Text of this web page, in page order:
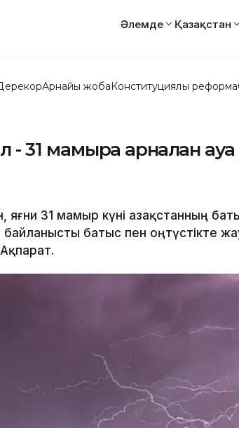
Әлемде Қазақстан
Арнайы жобаКонституциялық реформа
- 31 мамырға арналған
31 мамыр күні Қазақстанның
байланысты батыс пен оңтүстікте